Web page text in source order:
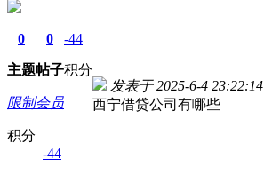
0
主题
0
帖子
-44
积分
限制会员
积分
-44
发表于 2025-6-4 23:22:14
西宁借贷公司有哪些